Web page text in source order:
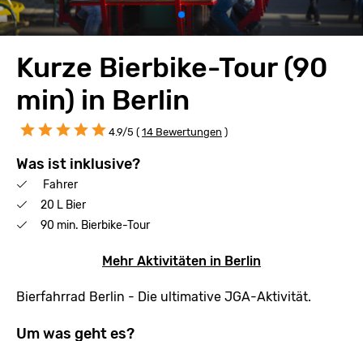
Kurze Bierbike-Tour (90
min) in Berlin
4.9/5 ( 14 Bewertungen )
Was ist inklusive?
Fahrer
20 L Bier
90 min. Bierbike-Tour
Mehr Aktivitäten in Berlin
Bierfahrrad Berlin - Die ultimative JGA-Aktivität.
Um was geht es?